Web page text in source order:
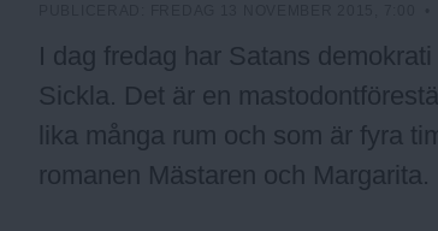
o
l
m
I dag fredag har Satans
Sickla. Det är en
lika många rum och som är fyra
romanen Mästaren och Margarita.